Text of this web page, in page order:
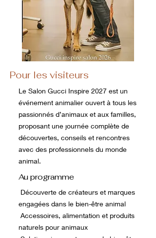
Pour les visiteurs
Le Salon Gucci Inspire 2027 est un
événement animalier ouvert à tous les
passionnés d’animaux et aux familles,
proposant une journée complète de
découvertes, conseils et rencontres
avec des professionnels du monde
animal.
Au programme
Découverte de créateurs et marques
engagées dans le bien-être animal
Accessoires, alimentation et produits
naturels pour animaux